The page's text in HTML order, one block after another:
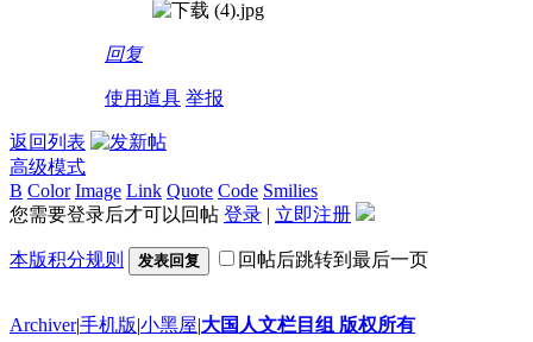
回复
使用道具 举报
返回列表
高级模式
B Color Image Link Quote Code Smilies
您需要登录后才可以回帖 登录 | 立即注册
本版积分规则 发表回复 回帖后跳转到最后一页
Archiver|手机版|小黑屋|大国人文栏目组 版权所有